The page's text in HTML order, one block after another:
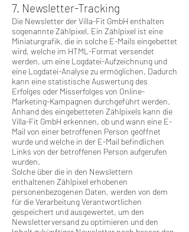
7. Newsletter-Tracking
Die Newsletter der Villa-Fit GmbH enthalten
sogenannte Zählpixel. Ein Zählpixel ist eine
Miniaturgrafik, die in solche E-Mails eingebettet
wird, welche im HTML-Format versendet
werden, um eine Logdatei-Aufzeichnung und
eine Logdatei-Analyse zu ermöglichen. Dadurch
kann eine statistische Auswertung des
Erfolges oder Misserfolges von Online-
Marketing-Kampagnen durchgeführt werden.
Anhand des eingebetteten Zählpixels kann die
Villa-Fit GmbH erkennen, ob und wann eine E-
Mail von einer betroffenen Person geöffnet
wurde und welche in der E-Mail befindlichen
Links von der betroffenen Person aufgerufen
wurden.
Solche über die in den Newslettern
enthaltenen Zählpixel erhobenen
personenbezogenen Daten, werden von dem
für die Verarbeitung Verantwortlichen
gespeichert und ausgewertet, um den
Newsletterversand zu optimieren und den